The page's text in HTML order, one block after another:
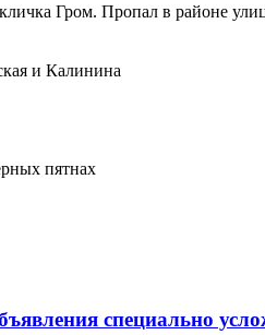
Гром. Пропал в районе
и Калинина
пятнах
специально